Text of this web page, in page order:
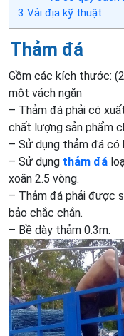
3 Vải địa kỹ thuật.
Thảm đá
Gồm các kích thước:
một vách ngăn
– Thảm đá phải có
chất lượng sản phẩm
– Sử dụng thảm đá
– Sử dụng thảm đá
xoắn 2.5 vòng.
– Thảm đá phải được
bảo chắc chắn.
– Bề dày thảm 0.3m.